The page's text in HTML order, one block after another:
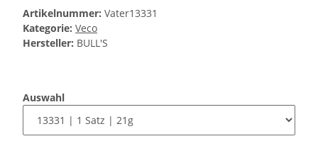
Artikelnummer: Vater13331
Kategorie: Veco
Hersteller: BULL'S
Auswahl